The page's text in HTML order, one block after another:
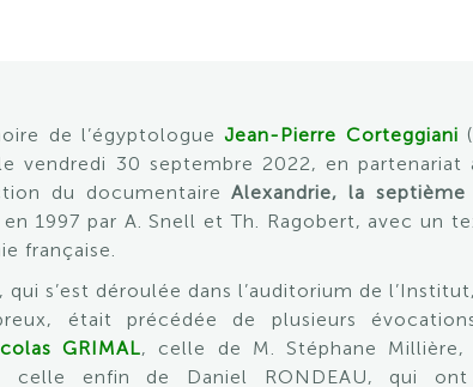
de l’égyptologueJean-Pierre Corteggiani
vendredi 30 septembre 2022, en partenariat
du documentaireAlexandrie, la
1997 par A. Snell et Th. Ragobert, avec un
française.
s’est déroulée dans l’auditorium de
était précédée de plusieurs
GRIMAL, celle de M. Stéphane Millière,
celle enfin de Daniel RONDEAU, qui